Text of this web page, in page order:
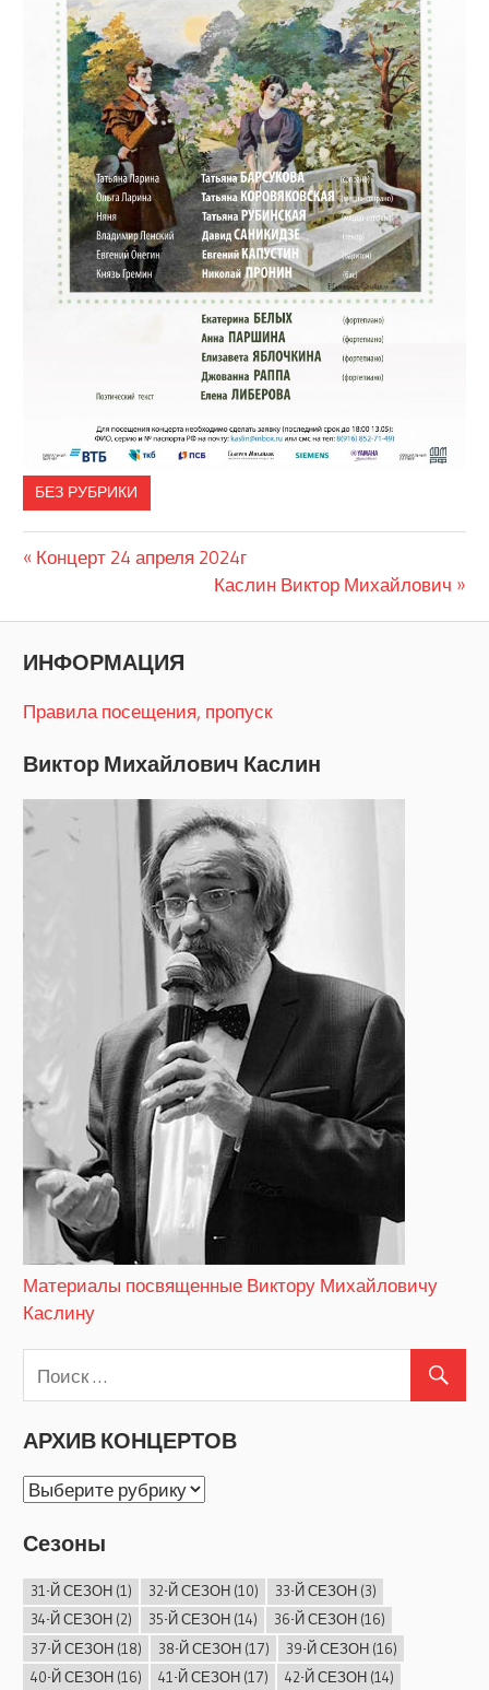
БЕЗ РУБРИКИ
Навигация
записям
Предыдущая
Концерт 24 апреля 2024г
Следующая
Каслин Виктор Михайлович
ИНФОРМАЦИЯ
Правила посещения, пропуск
Виктор Михайлович Каслин
Материалы посвященные Виктору Михайловичу
Каслину
АРХИВ КОНЦЕРТОВ
АРХИВ
Сезоны
31-Й СЕЗОН(1) 32-Й СЕЗОН(10) 33-Й СЕЗОН(3)
34-Й СЕЗОН(2) 35-Й СЕЗОН(14) 36-Й СЕЗОН(16)
37-Й СЕЗОН(18) 38-Й СЕЗОН(17) 39-Й СЕЗОН(16)
40-Й СЕЗОН(16) 41-Й СЕЗОН(17) 42-Й СЕЗОН(14)